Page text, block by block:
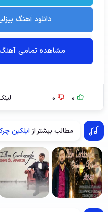
دانلود آهنگ
مشاهده تمامی آهنگ
0
0
مطالب بیشتر از ایلکین